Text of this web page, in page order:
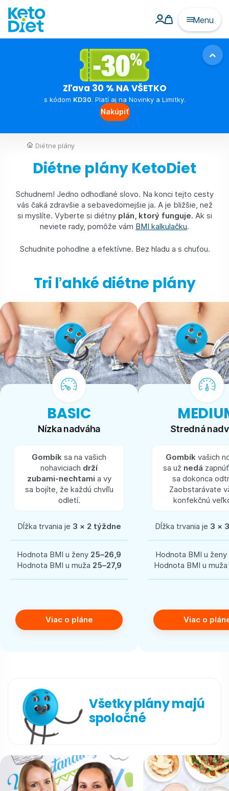
Menu
Zľava 30 % NA VŠETKO
s kódom KD30. Platí aj na Novinky a Limitky.
Nakúpiť
Diétne plány
Diétne plány KetoDiet
Schudnem! Jedno odhodlané slovo. Na konci tejto cesty
vás čaká zdravšie a sebavedomejšie ja. A je bližšie, než
si myslíte. Vyberte si diétny plán, ktorý funguje. Ak si
neviete rady, pomôže vám BMI kalkulačku.
Schudnite pohodlne a efektívne. Bez hladu a s chuťou.
Tri ľahké diétne plány
BASIC
Nízka nadváha
Gombík sa na vašich
nohaviciach drží
zubami-nechtami a vy
sa bojíte, že každú chvíľu
odletí.
Dĺžka trvania je 3 × 2 týždne
Hodnota BMI u ženy 25–26,9
Hodnota BMI u muža 25–27,9
Viac o pláne
Stredná
Gombík vašich
sa už nedá
sa dokonca
Zaobstarávate
konfekčnú
Dĺžka trvania je 3 ×
Hodnota BMI u ženy
Hodnota BMI u muža
Viac o
Všetky plány majú
spoločné